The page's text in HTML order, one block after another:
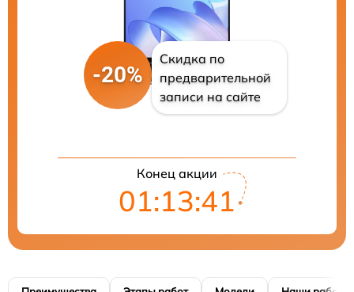
-20%
Скидка по
предварительной
записи на сайте
Конец акции
01:13:40